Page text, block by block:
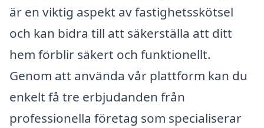
är en viktig aspekt av fastighetsskötsel
och kan bidra till att säkerställa att ditt
hem förblir säkert och funktionellt.
Genom att använda vår plattform kan du
enkelt få tre erbjudanden från
professionella företag som specialiserar